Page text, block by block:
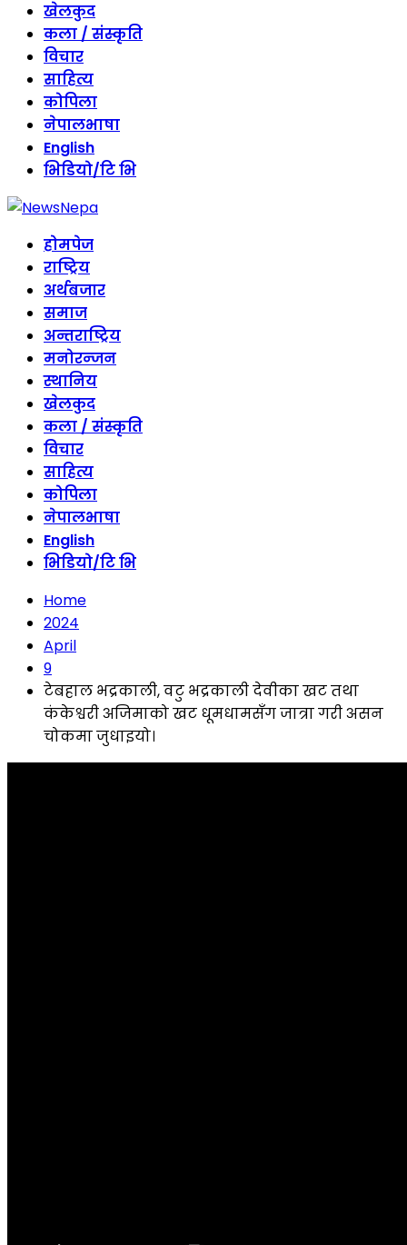
खेलकुद
कला / संस्कृति
विचार
साहित्य
कोपिला
नेपालभाषा
English
भिडियो/टि भि
होमपेज
राष्ट्रिय
अर्थबजार
समाज
अन्तराष्ट्रिय
मनोरन्जन
स्थानिय
खेलकुद
कला / संस्कृति
विचार
साहित्य
कोपिला
नेपालभाषा
English
भिडियो/टि भि
Home
2024
April
9
टेबहाल भद्रकाली, वटु भद्रकाली देवीका खट तथा
कंकेश्वरी अजिमाको खट धूमधामसँग जात्रा गरी असन
चोकमा जुधाइयो।